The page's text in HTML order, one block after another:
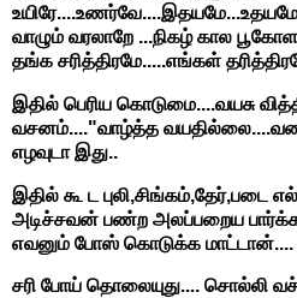
உயிரே....உணர்வே....இதயமே...உதயமே
வாழும் வரலாறே ...நிகழ் கால
தங்க சரித்திரமே.....எங்கள்
இதில் பெரிய கொடுமை....வயசு
வசனம்...."வாழ்த்த
எழவுடா இது..
இதில் கூ ட புலி,சிங்கம்,தேர்,படை
அடிச்சவன் பண்ற அலப்பறைய
எவனும் போஸ் கொடுக்க மாட்டான்....
சரி போய் தொலையுது.... சொல்லி